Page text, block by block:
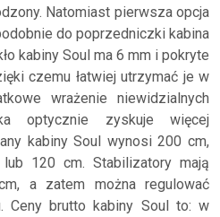
Natomiast pierwsza opcja
do poprzedniczki kabina
kabiny Soul ma 6 mm i pokryte
czemu łatwiej utrzymać je w
wrażenie niewidzialnych
optycznie zyskuje więcej
kabiny Soul wynosi 200 cm,
120 cm. Stabilizatory mają
a zatem można regulować
Ceny brutto kabiny Soul to: w